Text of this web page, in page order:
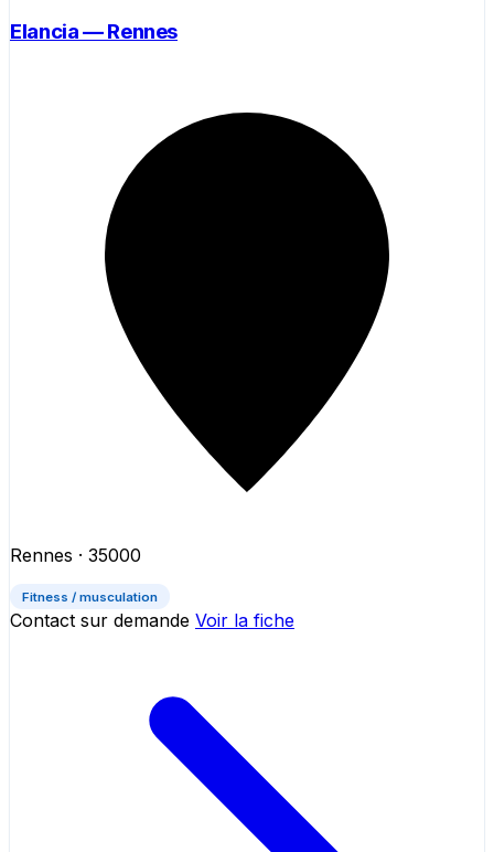
Elancia — Rennes
Rennes · 35000
Fitness / musculation
Contact sur demande Voir la fiche